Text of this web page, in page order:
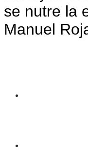
se nutre la
Manuel